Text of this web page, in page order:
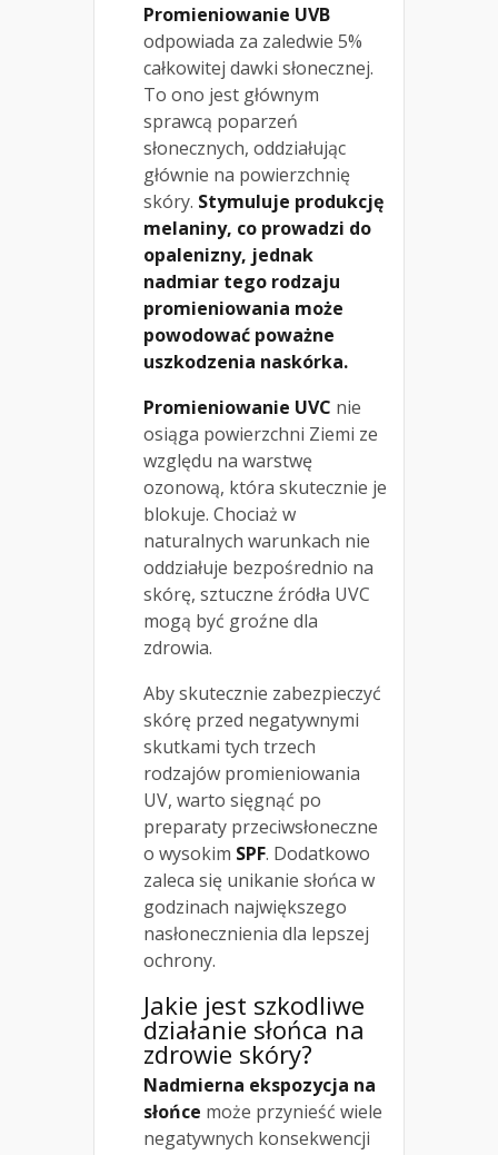
Promieniowanie UVB
odpowiada za zaledwie 5%
całkowitej dawki słonecznej.
To ono jest głównym
sprawcą poparzeń
słonecznych, oddziałując
głównie na powierzchnię
skóry. Stymuluje produkcję
melaniny, co prowadzi do
opalenizny, jednak
nadmiar tego rodzaju
promieniowania może
powodować poważne
uszkodzenia naskórka.
Promieniowanie UVC nie
osiąga powierzchni Ziemi ze
względu na warstwę
ozonową, która skutecznie je
blokuje. Chociaż w
naturalnych warunkach nie
oddziałuje bezpośrednio na
skórę, sztuczne źródła UVC
mogą być groźne dla
zdrowia.
Aby skutecznie zabezpieczyć
skórę przed negatywnymi
skutkami tych trzech
rodzajów promieniowania
UV, warto sięgnąć po
preparaty przeciwsłoneczne
o wysokim SPF. Dodatkowo
zaleca się unikanie słońca w
godzinach największego
nasłonecznienia dla lepszej
ochrony.
Jakie jest szkodliwe
działanie słońca na
zdrowie skóry?
Nadmierna ekspozycja na
słońce może przynieść wiele
negatywnych konsekwencji